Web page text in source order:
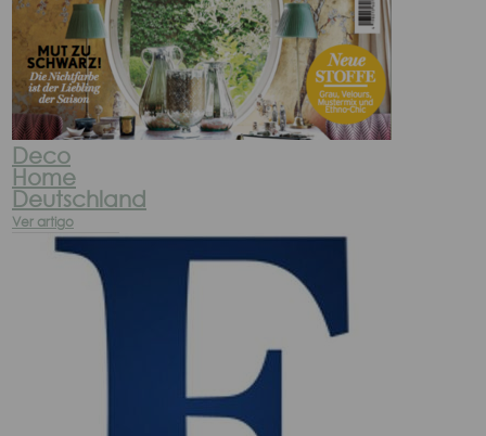
Deco
Home
Deutschland
Ver artigo